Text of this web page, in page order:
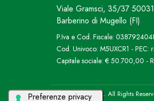
Viale Gramsci, 35/37 50031
Barberino di Mugello (FI)
P.Iva e Cod. Fiscale:
Cod. Univoco: M5UXCR1 - PEC:
Capitale sociale: € 50.700,00 -
© 2026 R3 S.R.L. All Rights